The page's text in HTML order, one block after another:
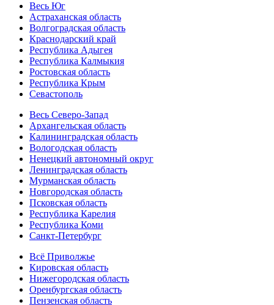
Весь Юг
Астраханская область
Волгоградская область
Краснодарский край
Республика Адыгея
Республика Калмыкия
Ростовская область
Республика Крым
Севастополь
Весь Северо-Запад
Архангельская область
Калининградская область
Вологодская область
Ненецкий автономный округ
Ленинградская область
Мурманская область
Новгородская область
Псковская область
Республика Карелия
Республика Коми
Санкт-Петербург
Всё Приволжье
Кировская область
Нижегородская область
Оренбургская область
Пензенская область